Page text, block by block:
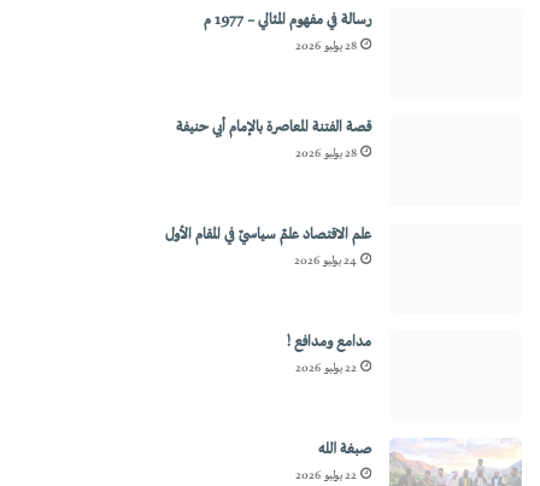
رسالة في مفهوم المثالي – 1977 م
28 يوليو 2026
قصة الفتنة المعاصرة بالإمام أبي حنيفة
28 يوليو 2026
علم الاقتصاد علمٌ سياسيٌ في المقام الأول
24 يوليو 2026
مدامع ومدافع !
22 يوليو 2026
صبغة الله
22 يوليو 2026